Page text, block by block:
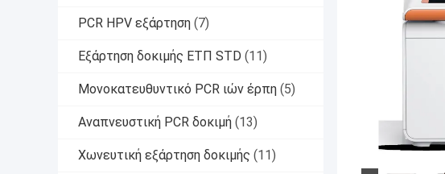
PCR HPV εξάρτηση (7)
Εξάρτηση δοκιμής ΕΤΠ STD (11)
Μονοκατευθυντικό PCR ιών έρπη (5)
Αναπνευστική PCR δοκιμή (13)
Χωνευτική εξάρτηση δοκιμής (11)